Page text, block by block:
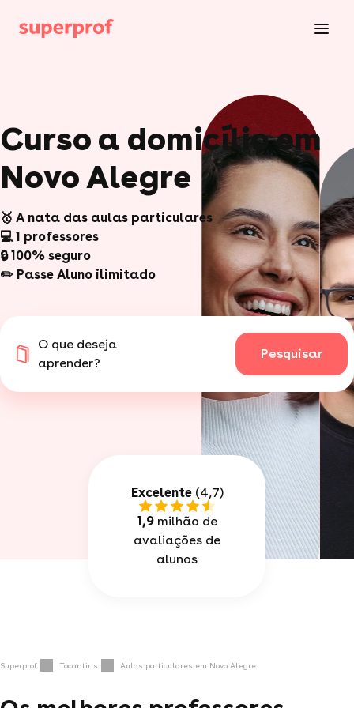
Curso a domicílio em
Novo Alegre
🥇 A nata das aulas particulares
💻 1 professores
🔒 100% seguro
✏️ Passe Aluno ilimitado
O que deseja
aprender?
Pesquisar
Excelente(4,7)
1,9milhão de
avaliações de
alunos
Superprof Tocantins Aulas particulares em Novo Alegre